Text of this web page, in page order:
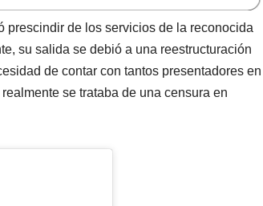
prescindir de los servicios de la reconocida
su salida se debió a una reestructuración
de contar con tantos presentadores en
se trataba de una censura en